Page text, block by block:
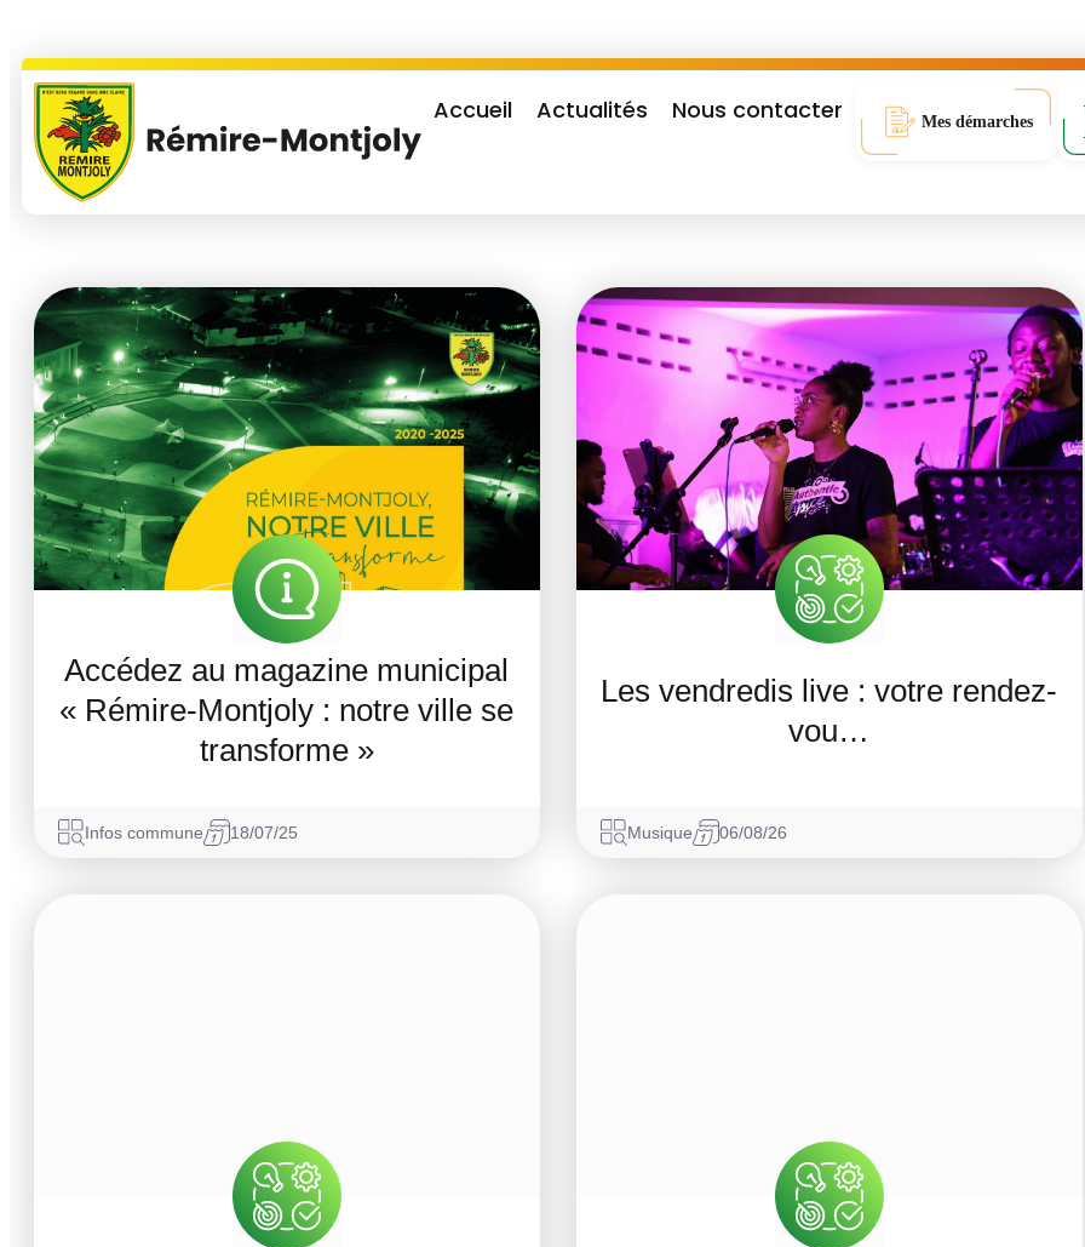
Accueil Actualités Nous contacter Mes démarches
Accédez au magazine municipal
« Rémire-Montjoly : notre ville se
transforme »
Infos commune 18/07/25
Les vendredis live : votre rendez-
vou…
Musique 06/08/26